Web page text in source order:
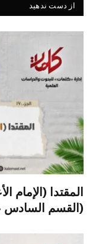
از دست ندهید
المقتدا (الإمام
(القسم